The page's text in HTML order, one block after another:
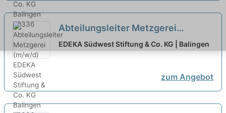
Abteilungsleiter Metzgerei
(m/w/d) neu
EDEKA Südwest Stiftung & Co. KG | Balingen
zum Angebot